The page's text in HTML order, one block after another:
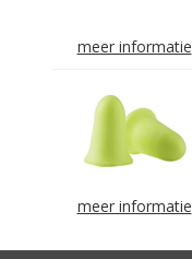
meer informatie
meer informatie